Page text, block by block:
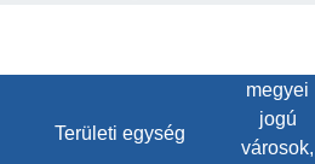
Területi egység
megyei
jogú
városok,